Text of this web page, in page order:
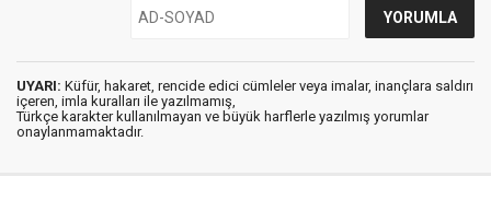
UYARI: Küfür, hakaret, rencide edici cümleler veya imalar, inançlara saldırı
içeren, imla kuralları ile yazılmamış,
Türkçe karakter kullanılmayan ve büyük harflerle yazılmış yorumlar
onaylanmamaktadır.